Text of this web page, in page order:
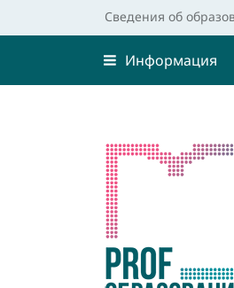
Сведения об
Информация